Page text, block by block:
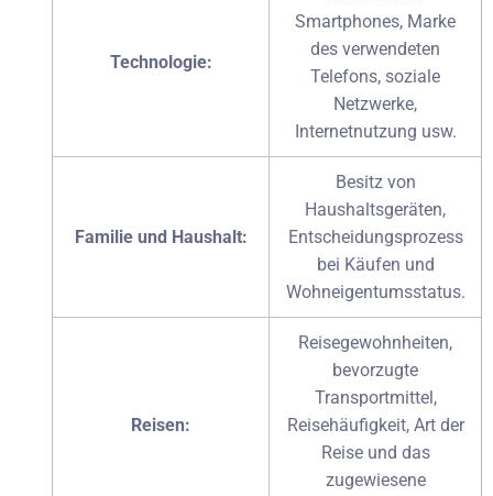
Technologie:
Smartphones, Marke
des verwendeten
Telefons, soziale
Netzwerke,
Internetnutzung usw.
Familie und Haushalt:
Besitz von
Haushaltsgeräten,
Entscheidungsprozess
bei Käufen und
Wohneigentumsstatus.
Reisen:
Reisegewohnheiten,
bevorzugte
Transportmittel,
Reisehäufigkeit, Art der
Reise und das
zugewiesene